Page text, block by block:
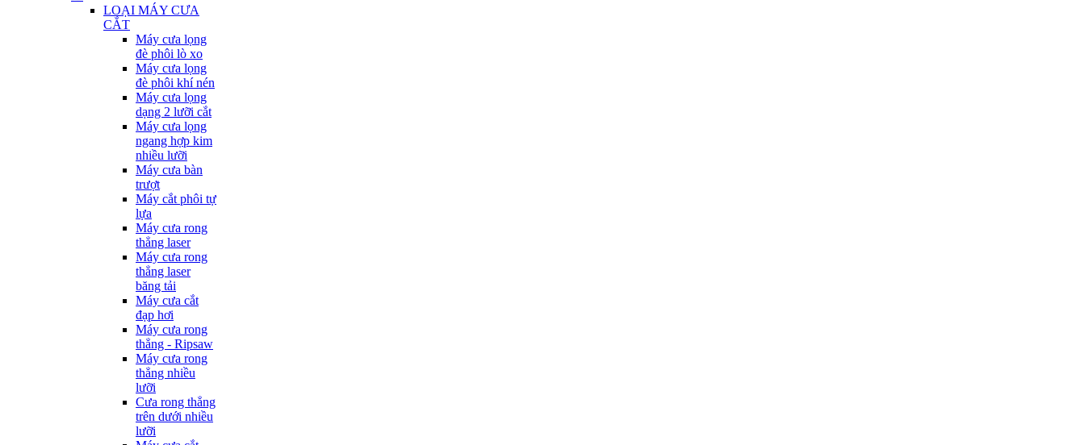
LOẠI MÁY CƯA
CẮT
Máy cưa lọng
đè phôi lò xo
Máy cưa lọng
đè phôi khí nén
Máy cưa lọng
dạng 2 lưỡi cắt
Máy cưa lọng
ngang hợp kim
nhiều lưỡi
Máy cưa bàn
trượt
Máy cắt phôi tự
lựa
Máy cưa rong
thẳng laser
Máy cưa rong
thẳng laser
băng tải
Máy cưa cắt
đạp hơi
Máy cưa rong
thẳng - Ripsaw
Máy cưa rong
thẳng nhiều
lưỡi
Cưa rong thẳng
trên dưới nhiều
lưỡi